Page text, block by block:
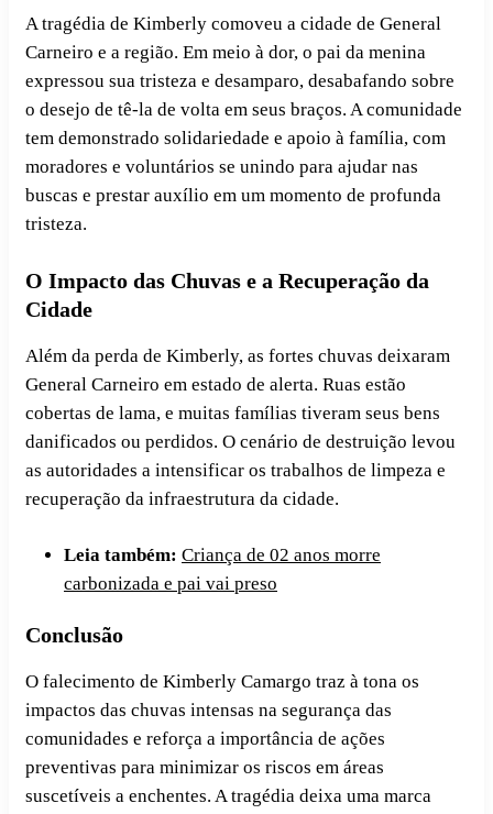
A tragédia de Kimberly comoveu a cidade de General
Carneiro e a região. Em meio à dor, o pai da menina
expressou sua tristeza e desamparo, desabafando sobre
o desejo de tê-la de volta em seus braços. A comunidade
tem demonstrado solidariedade e apoio à família, com
moradores e voluntários se unindo para ajudar nas
buscas e prestar auxílio em um momento de profunda
tristeza.
O Impacto das Chuvas e a Recuperação da
Cidade
Além da perda de Kimberly, as fortes chuvas deixaram
General Carneiro em estado de alerta. Ruas estão
cobertas de lama, e muitas famílias tiveram seus bens
danificados ou perdidos. O cenário de destruição levou
as autoridades a intensificar os trabalhos de limpeza e
recuperação da infraestrutura da cidade.
Leia também: Criança de 02 anos morre
carbonizada e pai vai preso
Conclusão
O falecimento de Kimberly Camargo traz à tona os
impactos das chuvas intensas na segurança das
comunidades e reforça a importância de ações
preventivas para minimizar os riscos em áreas
suscetíveis a enchentes. A tragédia deixa uma marca